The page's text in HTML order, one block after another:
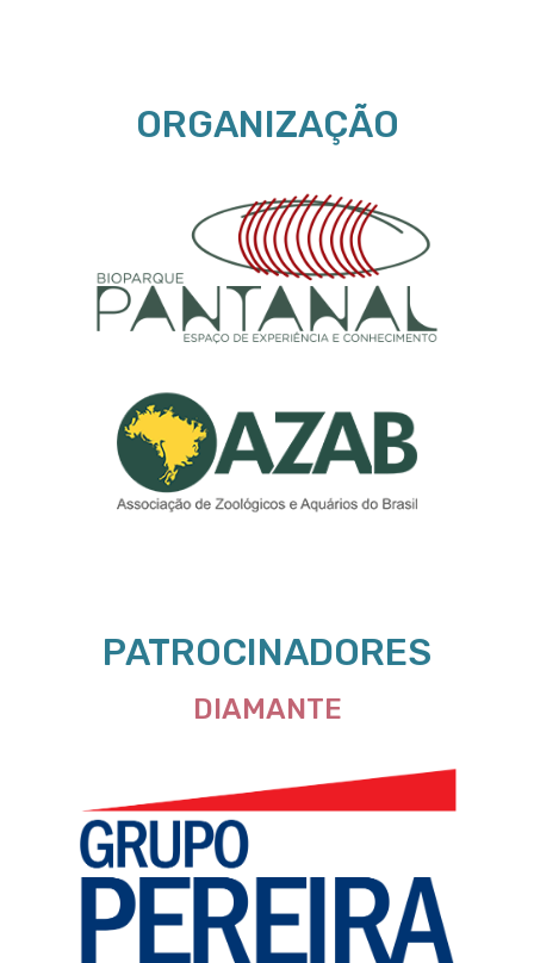
ORGANIZAÇÃO
PATROCINADORES
DIAMANTE